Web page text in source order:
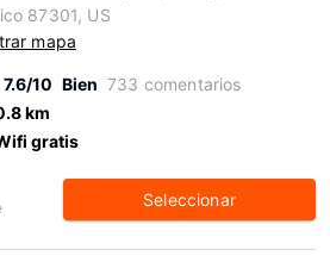
87301, US
mapa
7.6/10 Bien 733 comentarios
km
gratis
Seleccionar